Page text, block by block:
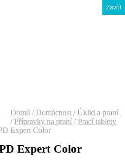
Domů / Domácnost / Úklid a praní
/ Přípravky na praní / Prací tablety
Expert Color
Expert Color
Zavřít